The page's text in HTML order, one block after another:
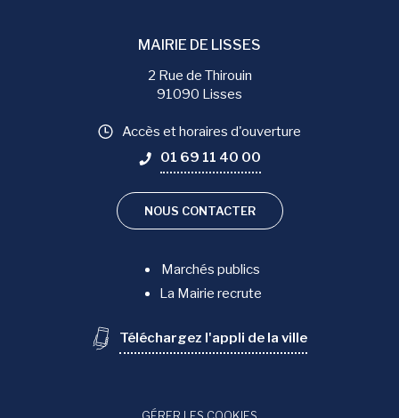
MAIRIE DE LISSES
2 Rue de Thirouin
91090 Lisses
Accès et horaires d'ouverture
01 69 11 40 00
NOUS CONTACTER
Marchés publics
La Mairie recrute
Téléchargez l'appli de la ville